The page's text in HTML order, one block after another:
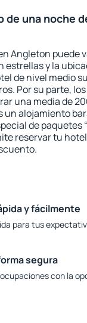
de una noche
Angleton puede
estrellas y la
de nivel medio
Por su parte,
una media de
un alojamiento
de paquetes
reservar tu
y fácilmente
para tus
segura
con la